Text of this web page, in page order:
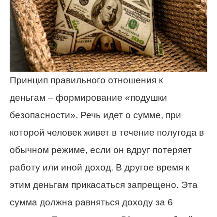
Принцип правильного отношения к
деньгам – формирование «подушки
безопасности». Речь идет о сумме, при
которой человек живет в течение полугода в
обычном режиме, если он вдруг потеряет
работу или иной доход. В другое время к
этим деньгам прикасаться запрещено. Эта
сумма должна равняться доходу за 6